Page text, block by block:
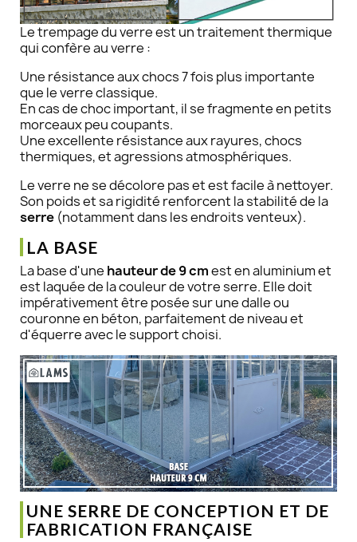
Le trempage du verre est un traitement thermique
qui confère au verre :
Une résistance aux chocs 7 fois plus importante
que le verre classique.
En cas de choc important, il se fragmente en petits
morceaux peu coupants.
Une excellente résistance aux rayures, chocs
thermiques, et agressions atmosphériques.
Le verre ne se décolore pas et est facile à nettoyer.
Son poids et sa rigidité renforcent la stabilité de la
serre (notamment dans les endroits venteux).
LA BASE
La base d'une hauteur de 9 cmest en aluminium et
est laquée de la couleur de votre serre. Elle doit
impérativement être posée sur une dalle ou
couronne en béton, parfaitement de niveau et
d'équerre avec le support choisi.
UNE SERRE DE CONCEPTION ET DE
FABRICATION FRANÇAISE